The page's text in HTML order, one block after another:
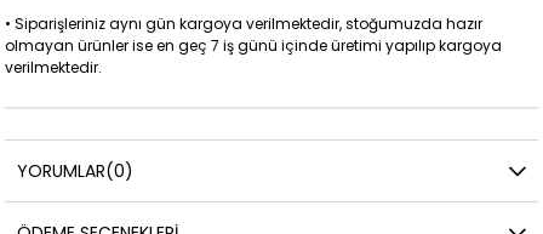
• Siparişleriniz aynı gün kargoya verilmektedir, stoğumuzda hazır
olmayan ürünler ise en geç 7 iş günü içinde üretimi yapılıp kargoya
verilmektedir.
YORUMLAR(0)